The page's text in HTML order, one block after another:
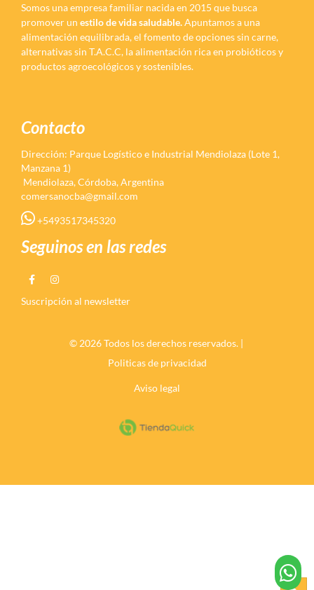
Somos una empresa familiar nacida en 2015 que busca
promover un estilo de vida saludable.Apuntamos a una
alimentación equilibrada, el fomento de opciones sin carne,
alternativas sin T.A.C.C, la alimentación rica en probióticos y
productos agroecológicos y sostenibles.
Contacto
Dirección: Parque Logístico e Industrial Mendiolaza (Lote 1,
Manzana 1)
Mendiolaza, Córdoba, Argentina
comersanocba@gmail.com
+5493517345320
Seguinos en las redes
Suscripción al newsletter
© 2026 Todos los derechos reservados. |
Politicas de privacidad
Aviso legal